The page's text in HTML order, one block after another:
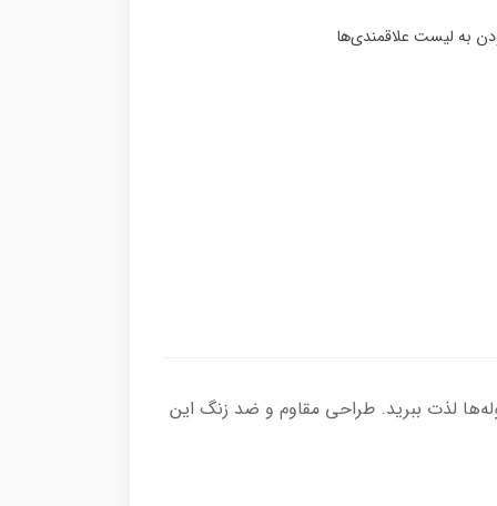
از تمیزی و جلوگیری از انسداد لوله‌ها لذت ببرید. طراحی مقاوم و ضد زنگ این